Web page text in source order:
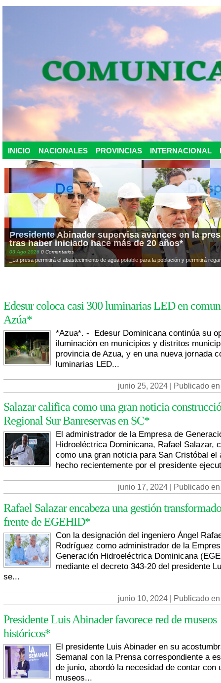
INICIO NACIONALES PROVINCIAS INTERNACIONAL
Presidente Abinader supervisa avances en la
tras haber iniciado hace más de 20 años*
03 Ago 2026 0 Comentarios
_La presa permitirá el abastecimiento de agua potable para la población y permitirá
Edesur coloca casi 300 luminarias LED en
Azúa*
*Azua*. - Edesur Dominicana continúa su
iluminación en municipios y distritos
provincia de Azua, y en una nueva jornada
luminarias LED...
junio 25, 2024 | Publicado
Salazar califica como una gran noticia
Regional Sur Banreservas en SC*
El administrador de la Empresa de
Hidroeléctrica Dominicana, Rafael Salazar,
como una gran noticia para San Cristóbal el
hecho recientemente por el presidente
junio 17, 2024 | Publicado
Rafael Salazar encabeza una gestión
frente de EGEHID*
Con la designación del ingeniero Ángel
Rodríguez como administrador de la
Generación Hidroeléctrica Dominicana
mediante el decreto 343-20 del presidente
se...
junio 10, 2024 | Publicado
Presidente Luis Abinader favorece red de museos
históricos*
El presidente Luis Abinader en su
Semanal con la Prensa correspondiente a
de junio, abordó la necesidad de contar con
museos...